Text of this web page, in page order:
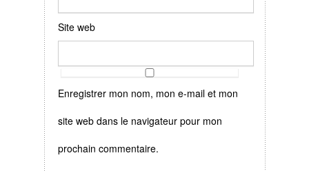
Site web
Enregistrer mon nom, mon e-mail et mon
site web dans le navigateur pour mon
prochain commentaire.